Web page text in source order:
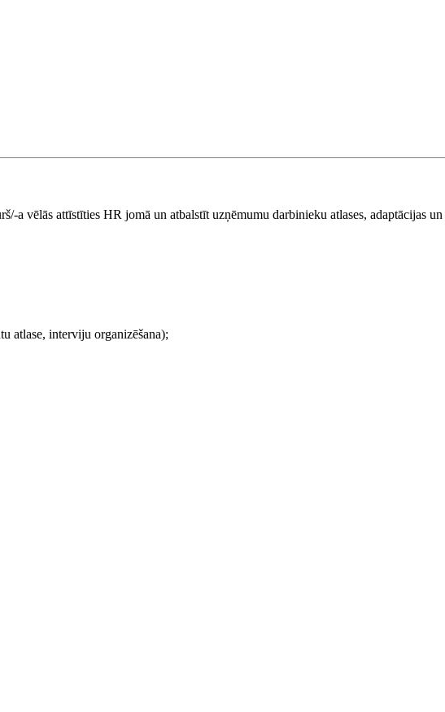
a vēlās attīstīties HR jomā un atbalstīt uzņēmumu darbinieku atlases, adaptācijas un
atlase, interviju organizēšana);